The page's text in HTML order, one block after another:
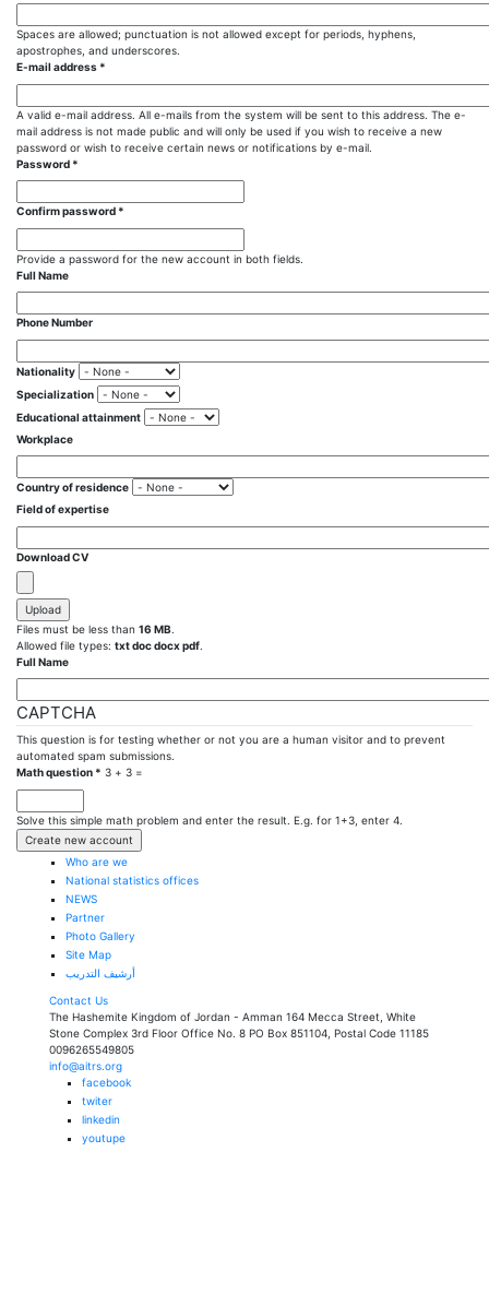
Spaces are allowed; punctuation is not allowed except for periods, hyphens,
apostrophes, and underscores.
E-mail address *
A valid e-mail address. All e-mails from the system will be sent to this address. The e-
mail address is not made public and will only be used if you wish to receive a new
password or wish to receive certain news or notifications by e-mail.
Password *
Confirm password *
Provide a password for the new account in both fields.
Full Name
Phone Number
Nationality
Specialization
Educational attainment
Workplace
Country of residence
Field of expertise
Download CV
Files must be less than 16 MB.
Allowed file types: txt doc docx pdf.
Full Name
CAPTCHA
This question is for testing whether or not you are a human visitor and to prevent
automated spam submissions.
Math question * 3 + 3 =
Solve this simple math problem and enter the result. E.g. for 1+3, enter 4.
Who are we
National statistics offices
NEWS
Partner
Photo Gallery
Site Map
أرشيف التدريب
Contact Us
The Hashemite Kingdom of Jordan - Amman 164 Mecca Street, White
Stone Complex 3rd Floor Office No. 8 PO Box 851104, Postal Code 11185
0096265549805
info@aitrs.org
facebook
twiter
linkedin
youtupe